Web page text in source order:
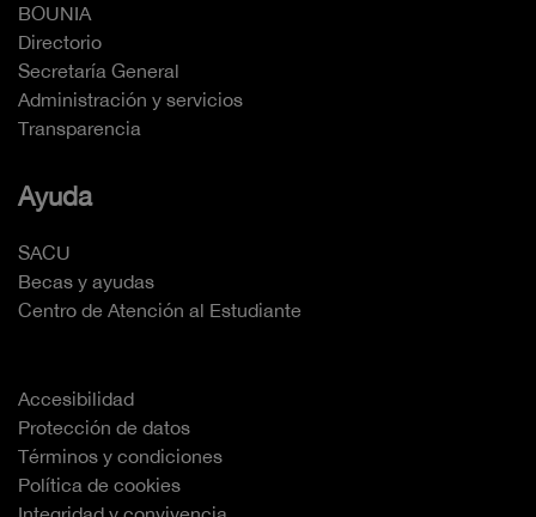
BOUNIA
Directorio
Secretaría General
Administración y servicios
Transparencia
Ayuda
SACU
Becas y ayudas
Centro de Atención al Estudiante
Accesibilidad
Protección de datos
Términos y condiciones
Política de cookies